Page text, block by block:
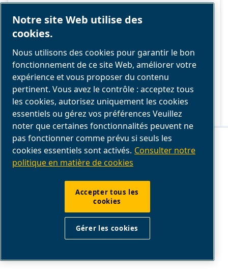
Ce site Web stocke les cookies sur votre ordinateur. Ces cookies sont
utilisés pour collecter des informations sur la manière dont vous
interagissez avec notre site Web et nous permettent de nous souvenir
de vous. Nous utilisons ces informations afin d'améliorer et de
personnaliser votre expérience de navigation, ainsi que pour
sur d'autres supports. Pour en savoir plus sur les cookies que nous
utilisons, consultez notrepolitique de confidentialité
Si vous refusez, vos informations ne seront pas suivies lors de votre
visite sur ce site. Un seul cookie sera utilisé dans votre navigateur
pour mémoriser votre préférence de ne pas être suivi.
comment chacun d’eux affecte les
performances de l’air comprimé et
pourquoi aucune conversion individuelle
n’est possible.
SCFM VS CFM : QUELLE EST LA
DIFFÉRENCE ?
la différence entre CFM et SCFM lors de la
Notre site Web utilise des
cookies.
Nous utilisons des cookies pour garantir le bon
fonctionnement de ce site Web, améliorer votre
expérience et vous proposer du contenu
pertinent. Vous avez le contrôle : acceptez tous
les cookies, autorisez uniquement les cookies
essentiels ou gérez vos préférences Veuillez
noter que certaines fonctionnalités peuvent ne
pas fonctionner comme prévu si seuls les
cookies essentiels sont activés. Consulter notre
politique en matière de cookies
Accepter tous les
cookies
Gérer les cookies